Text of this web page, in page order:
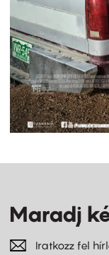
Maradj
Iratkozz fel